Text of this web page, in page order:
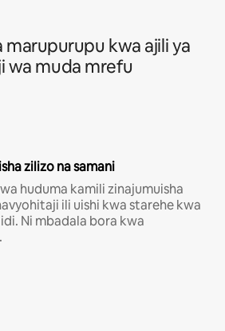
marupurupu kwa ajili ya
wa muda mrefu
zilizo na samani
huduma kamili zinajumuisha
ili uishi kwa starehe kwa
Ni mbadala bora kwa